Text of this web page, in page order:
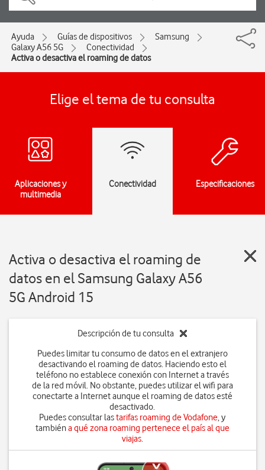
Ayuda Guías de dispositivos
Samsung
Galaxy A56 5G
Conectividad
Activa o desactiva el roaming de datos
Elige el tema de tu consulta
Aplicaciones y
multimedia
Conectividad Especificaciones
Activa o desactiva el roaming de
datos en el Samsung Galaxy A56
5G Android 15
Descripción de tu consulta
Puedes limitar tu consumo de datos en el extranjero
desactivando el roaming de datos. Haciendo esto el
teléfono no establece conexión con Internet a través
de la red móvil. No obstante, puedes utilizar el wifi para
conectarte a Internet aunque el roaming de datos esté
desactivado.
Puedes consultar lastarifas roaming de Vodafone, y
tambiéna qué zona roaming pertenece el país al que
viajas.